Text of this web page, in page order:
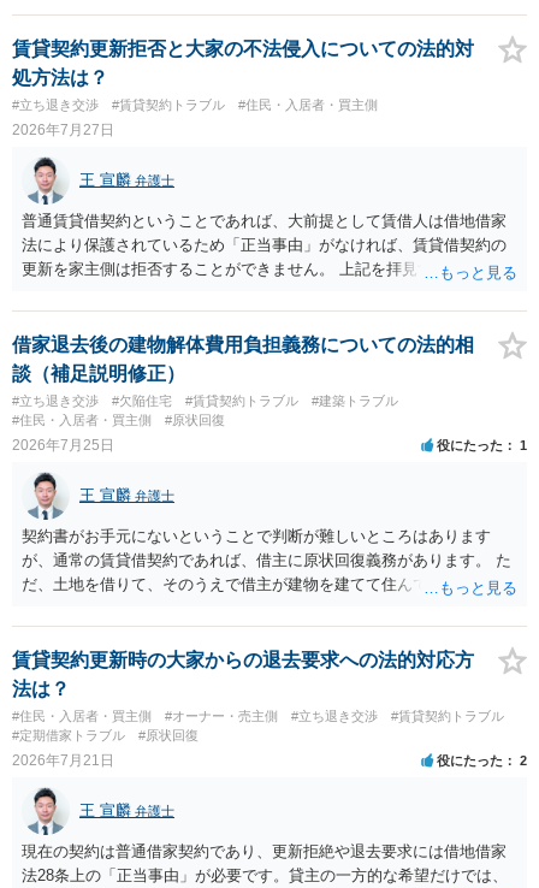
た理由は気になるところですが、中身のある返答は期待できないと思
います。
賃貸契約更新拒否と大家の不法侵入についての法的対
処方法は？
#立ち退き交渉 #賃貸契約トラブル #住民・入居者・買主側
2026年7月27日
王 宣麟 弁護士
普通賃貸借契約ということであれば、大前提として賃借人は借地借家
法により保護されているため「正当事由」がなければ、賃貸借契約の
更新を家主側は拒否することができません。 上記を拝見する限り、通
定期確認させてもらないこと」が直ちに正当事由に当たるとは思えま
せんので、更新拒絶を拒否される方向性でよろしいかと存じます。 そ
の交渉の中で、一定の金銭をもらえれば退去には応じる旨交渉をして
みるのはいかがでしょうか。 過去に賃借人の許可なく無断で賃貸人が
入室する行為自体は不法行為となり、また刑事的にも住居侵入罪が成
立する可能性がありますので、これを理由に一定の金銭賠償を求める
借家退去後の建物解体費用負担義務についての法的相
談（補足説明修正）
#立ち退き交渉 #欠陥住宅 #賃貸契約トラブル
#建築トラブル
#住民・入居者・買主側
#原状回復
2026年7月25日 役にたった 1
王 宣麟 弁護士
契約書がお手元にないということで判断が難しいところはあります
が、通常の賃貸借契約であれば、借主に原状回復義務があります。 た
だ、土地を借りて、そのうえで借主が建物を建てて住んでいたケース
であれば、建物を収去して土地を明渡す義務は原則生じないはずで
す。 その後、建物を平屋に立て替えた場合であっても、貸主の承諾を
得ているのであれば、単純に費用を捻出した側に平屋の所有権が帰属
する、という話になるわけでもないように思います。 そのため、現
状、解体費用を負担することが明確な案件ではないため、まずは相手
に請求の根拠（なぜ当方が平屋の解体費用を負担しなければならない
賃貸契約更新時の大家からの退去要求への法的対応方
法は？
#住民・入居者・買主側 #オーナー・売主側 #立ち退き交渉
#賃貸契約トラブル
#定期借家トラブル
#原状回復
2026年7月21日 役にたった 2
王 宣麟 弁護士
現在の契約は普通借家契約であり、更新拒絶や退去要求には借地借家
法28条上の「正当事由」が必要です。貸主の一方的な希望だけでは、